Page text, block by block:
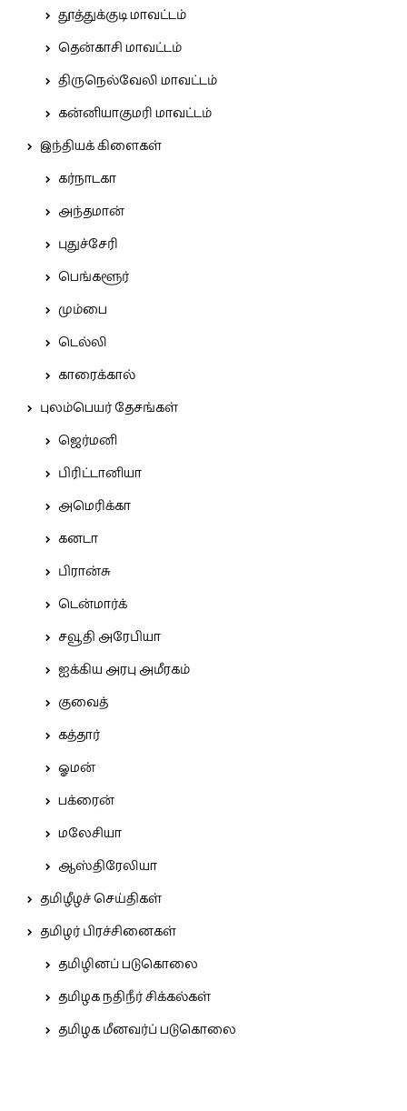
தூத்துக்குடி மாவட்டம்
தென்காசி மாவட்டம்
திருநெல்வேலி மாவட்டம்
கன்னியாகுமரி மாவட்டம்
இந்தியக் கிளைகள்
கர்நாடகா
அந்தமான்
புதுச்சேரி
பெங்களூர்
மும்பை
டெல்லி
காரைக்கால்
புலம்பெயர் தேசங்கள்
ஜெர்மனி
பிரிட்டானியா
அமெரிக்கா
கனடா
பிரான்சு
டென்மார்க்
சவூதி அரேபியா
ஐக்கிய அரபு அமீரகம்
குவைத்
கத்தார்
ஓமன்
பக்ரைன்
மலேசியா
ஆஸ்திரேலியா
தமிழீழச் செய்திகள்
தமிழர் பிரச்சினைகள்
தமிழினப் படுகொலை
தமிழக நதிநீர் சிக்கல்கள்
தமிழக மீனவர்ப் படுகொலை